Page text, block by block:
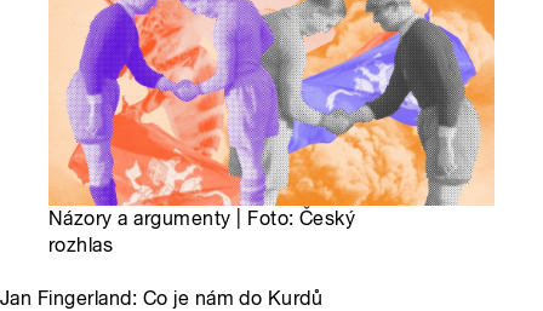
Názory a argumenty | Foto: Český
rozhlas
Jan Fingerland: Co je nám do Kurdů